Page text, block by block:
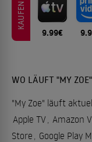
KAUFEN
9.99€
WO LÄUFT "MY
"My Zoe" läuft
Apple TV, Amazon
Store , Google Play